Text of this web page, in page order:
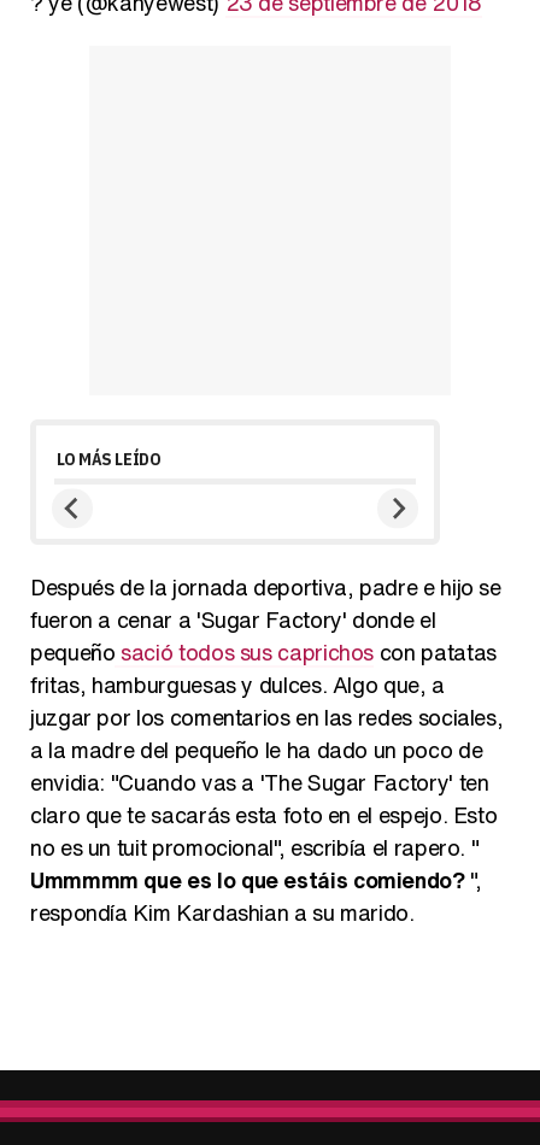
LO MÁS LEÍDO
Después de la jornada deportiva, padre e hijo se
fueron a cenar a 'Sugar Factory' donde el
pequeño sació todos sus caprichos con patatas
fritas, hamburguesas y dulces. Algo que, a
juzgar por los comentarios en las redes sociales,
a la madre del pequeño le ha dado un poco de
envidia: "Cuando vas a 'The Sugar Factory' ten
claro que te sacarás esta foto en el espejo. Esto
no es un tuit promocional", escribía el rapero. "
Ummmmm que es lo que estáis comiendo?",
respondía Kim Kardashian a su marido.